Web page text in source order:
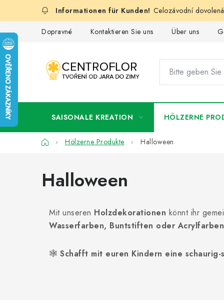
Celozávodní
Dopravné Kontaktieren Sie uns Über uns
SAISONALE KREATION HÖLZERNE
StartseiteHölzerne Produkte Halloween
Halloween
Mit unseren Holzdekorationen könnt ihr
Wasserfarben, Buntstiften oder Acrylfarben
🕸️ Schafft mit euren Kindern eine